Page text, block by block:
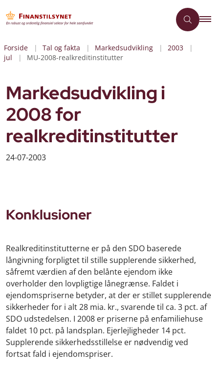
Forside Tal og fakta Markedsudvikling
2003
jul
MU-2008-realkreditinstitutter
Markedsudvikling i
2008 for
realkreditinstitutter
24-07-2003
Konklusioner
Realkreditinstitutterne er på den SDO baserede
långivning forpligtet til stille supplerende sikkerhed,
såfremt værdien af den belånte ejendom ikke
overholder den lovpligtige lånegrænse. Faldet i
ejendomspriserne betyder, at der er stillet supplerende
sikkerheder for i alt 28 mia. kr., svarende til ca. 3 pct. af
SDO udstedelsen. I 2008 er priserne på enfamiliehuse
faldet 10 pct. på landsplan. Ejerlejligheder 14 pct.
Supplerende sikkerhedsstillelse er nødvendig ved
fortsat fald i ejendomspriser.